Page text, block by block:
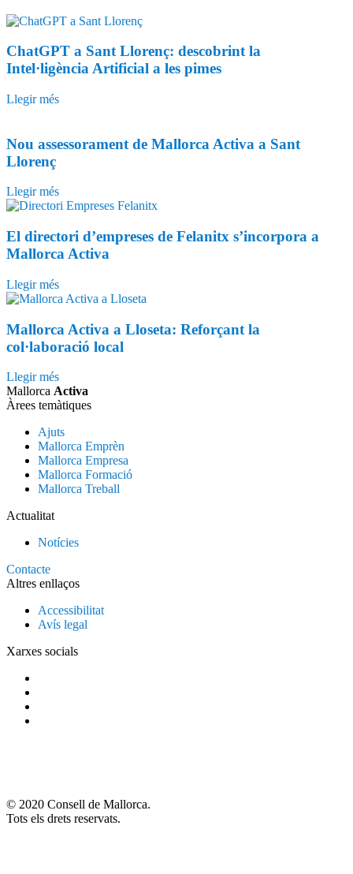
ChatGPT a Sant Llorenç: descobrint la
Intel·ligència Artificial a les pimes
Llegir més
Nou assessorament de Mallorca Activa a Sant
Llorenç
Llegir més
El directori d’empreses de Felanitx s’incorpora a
Mallorca Activa
Llegir més
Mallorca Activa a Lloseta: Reforçant la
col·laboració local
Llegir més
Mallorca Activa
Àrees temàtiques
Ajuts
Mallorca Emprèn
Mallorca Empresa
Mallorca Formació
Mallorca Treball
Actualitat
Notícies
Contacte
Altres enllaços
Accessibilitat
Avís legal
Xarxes socials
© 2020 Consell de Mallorca.
Tots els drets reservats.